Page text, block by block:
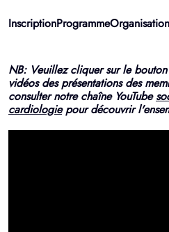
InscriptionProgrammeOrganisation
NB: Veuillez cliquer sur le
vidéos des présentations des
consulter notre chaîne YouTube
cardiologiepour découvrir